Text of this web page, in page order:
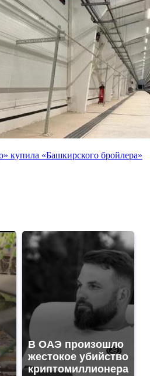
купила «Башкирского бройлера»
В ОАЭ произошло
жестокое убийство
криптомиллионера